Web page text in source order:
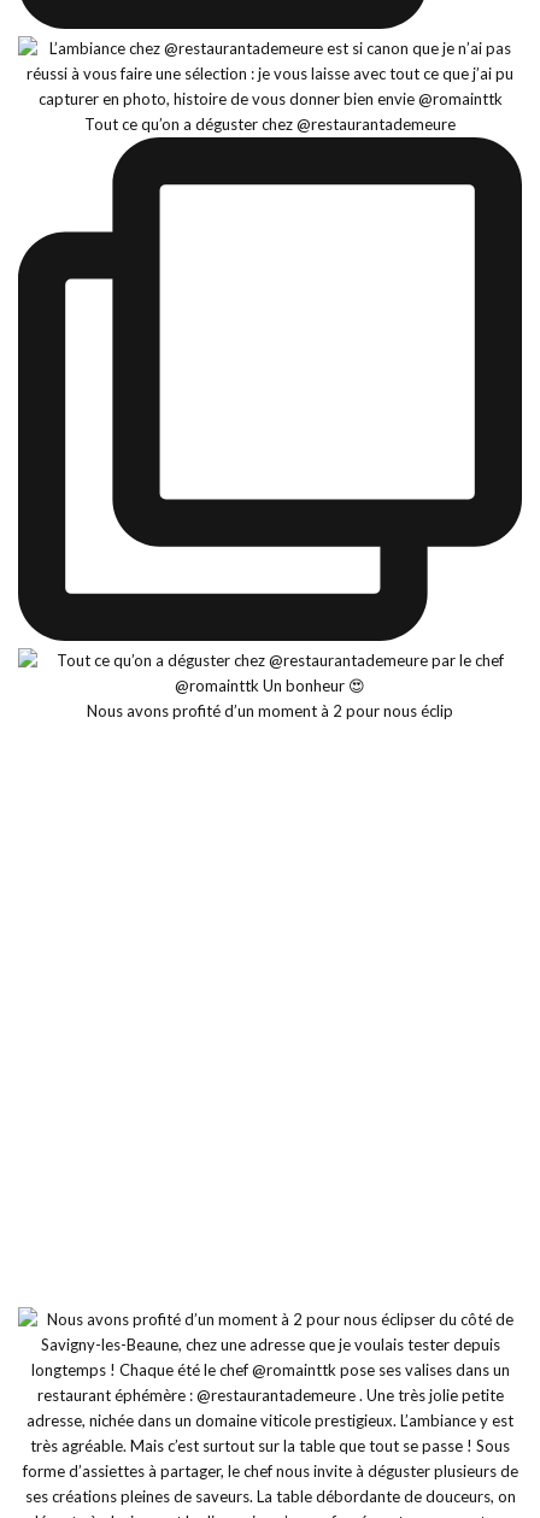
Tout ce qu’on a déguster chez @restaurantademeure
Nous avons profité d’un moment à 2 pour nous éclip